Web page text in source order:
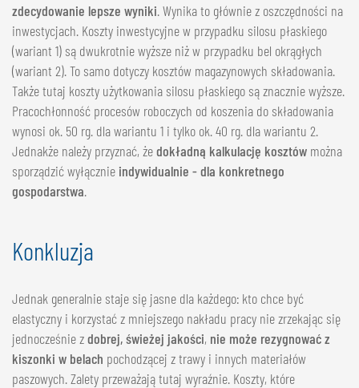
zdecydowanie lepsze wyniki. Wynika to głównie z oszczędności na
inwestycjach. Koszty inwestycyjne w przypadku silosu płaskiego
(wariant 1) są dwukrotnie wyższe niż w przypadku bel okrągłych
(wariant 2). To samo dotyczy kosztów magazynowych składowania.
Także tutaj koszty użytkowania silosu płaskiego są znacznie wyższe.
Pracochłonność procesów roboczych od koszenia do składowania
wynosi ok. 50 rg. dla wariantu 1 i tylko ok. 40 rg. dla wariantu 2.
Jednakże należy przyznać, żedokładną kalkulację kosztów można
sporządzić wyłącznie indywidualnie - dla konkretnego
gospodarstwa.
Konkluzja
Jednak generalnie staje się jasne dla każdego: kto chce być
elastyczny i korzystać z mniejszego nakładu pracy nie zrzekając się
jednocześnie zdobrej, świeżej jakości, nie może rezygnować z
kiszonki w belach pochodzącej z trawy i innych materiałów
paszowych. Zalety przeważają tutaj wyraźnie. Koszty, które